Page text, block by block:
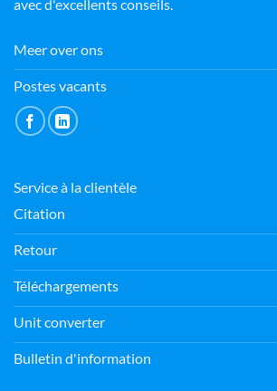
avec d'excellents conseils.
Meer over ons
Postes vacants
Service à la clientèle
Citation
Retour
Téléchargements
Unit converter
Bulletin d'information